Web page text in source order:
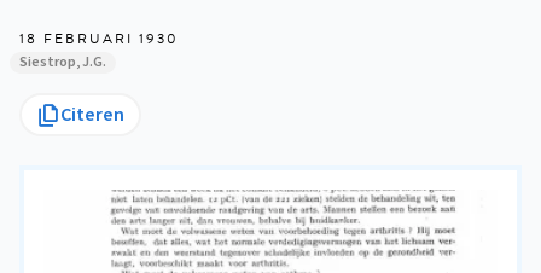
18 FEBRUARI 1930
Siestrop, J.G.
Citeren